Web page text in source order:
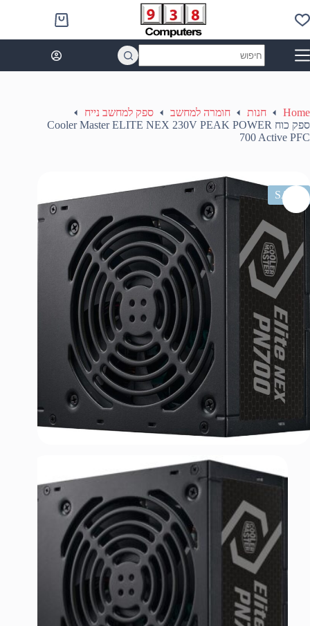
to
content
Shopping
cart
results
Home חנות חומרה למחשב
ספק למחשב נייח
ספק כוח Cooler Master ELITE NEX 230V PEAK POWER
700 Active PFC
SALE